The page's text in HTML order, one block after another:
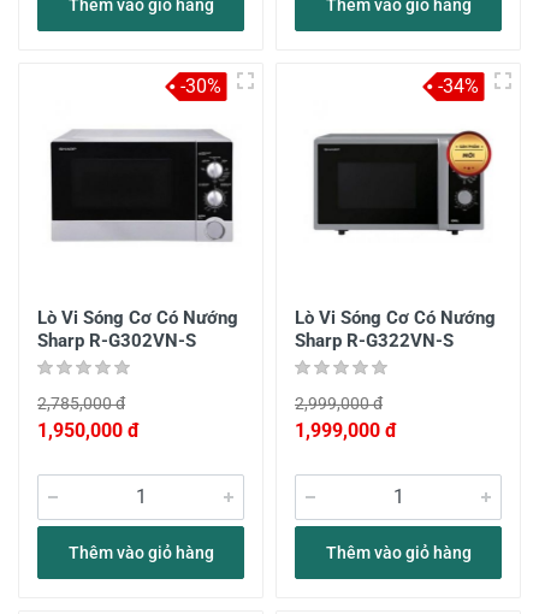
Thêm vào giỏ hàng Thêm vào giỏ hàng
Lò Vi Sóng Cơ Có Nướng
Sharp R-G302VN-S
2,785,000 đ
1,950,000 đ
Thêm vào giỏ hàng
-30%
Lò Vi Sóng Cơ Có Nướng
Sharp R-G322VN-S
2,999,000 đ
1,999,000 đ
Thêm vào giỏ hàng
-34%